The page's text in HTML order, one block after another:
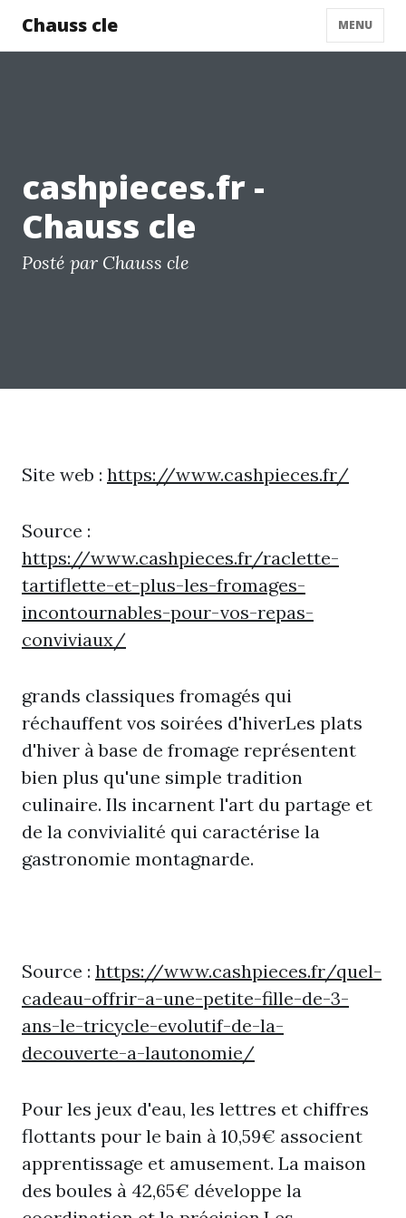
Chauss cle MENU
cashpieces.fr -
Chauss cle
Posté par Chauss cle
Site web : https://www.cashpieces.fr/
Source :
https://www.cashpieces.fr/raclette-
tartiflette-et-plus-les-fromages-
incontournables-pour-vos-repas-
conviviaux/
grands classiques fromagés qui
réchauffent vos soirées d'hiverLes plats
d'hiver à base de fromage représentent
bien plus qu'une simple tradition
culinaire. Ils incarnent l'art du partage et
de la convivialité qui caractérise la
gastronomie montagnarde.
Source : https://www.cashpieces.fr/quel-
cadeau-offrir-a-une-petite-fille-de-3-
ans-le-tricycle-evolutif-de-la-
decouverte-a-lautonomie/
Pour les jeux d'eau, les lettres et chiffres
flottants pour le bain à 10,59€ associent
apprentissage et amusement. La maison
des boules à 42,65€ développe la